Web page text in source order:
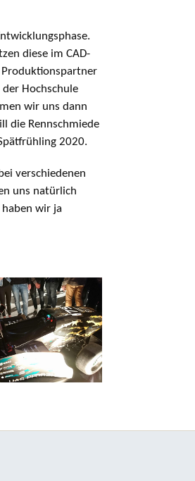
diese im CAD-
Produktionspartner
der Hochschule
wir uns dann
die Rennschmiede
2020.
verschiedenen
uns natürlich
haben wir ja